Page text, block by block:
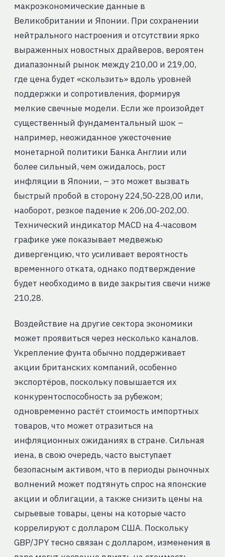
макроэкономические данные в
Великобритании и Японии. При сохранении
нейтрального настроения и отсутствии ярко
выраженных новостных драйверов, вероятен
диапазонный рынок между 210,00 и 219,00,
где цена будет «скользить» вдоль уровней
поддержки и сопротивления, формируя
мелкие свечные модели. Если же произойдет
существенный фундаментальный шок –
например, неожиданное ужесточение
монетарной политики Банка Англии или
более сильный, чем ожидалось, рост
инфляции в Японии, – это может вызвать
быстрый пробой в сторону 224,50‑228,00 или,
наоборот, резкое падение к 206,00‑202,00.
Технический индикатор MACD на 4‑часовом
графике уже показывает медвежью
дивергенцию, что усиливает вероятность
временного отката, однако подтверждение
будет необходимо в виде закрытия свечи ниже
210,28.
Воздействие на другие сектора экономики
может проявиться через несколько каналов.
Укрепление фунта обычно поддерживает
акции британских компаний, особенно
экспортёров, поскольку повышается их
конкурентоспособность за рубежом;
одновременно растёт стоимость импортных
товаров, что может отразиться на
инфляционных ожиданиях в стране. Сильная
иена, в свою очередь, часто выступает
безопасным активом, что в периоды рыночных
волнений может подтянуть спрос на японские
акции и облигации, а также снизить цены на
сырьевые товары, цены на которые часто
коррелируют с долларом США. Поскольку
GBP/JPY тесно связан с долларом, изменения в